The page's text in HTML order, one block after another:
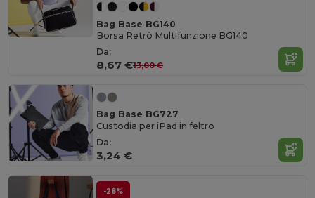
Bag Base BG140
Borsa Retrò Multifunzione BG140
Da:
8,67 €13,00 €
Bag Base BG727
Custodia per iPad in feltro
Da:
3,24 €
-28%